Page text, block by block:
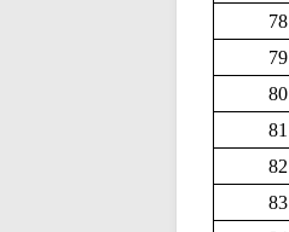
78
79
80
81
82
83